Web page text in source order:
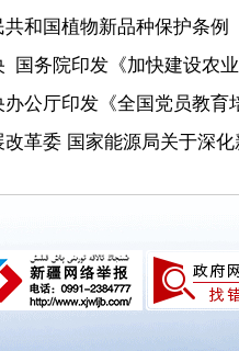
共和国植物新品种保护条例
国务院印发《加快建设农
公厅印发《全国党员教育
改革委 国家能源局关于深